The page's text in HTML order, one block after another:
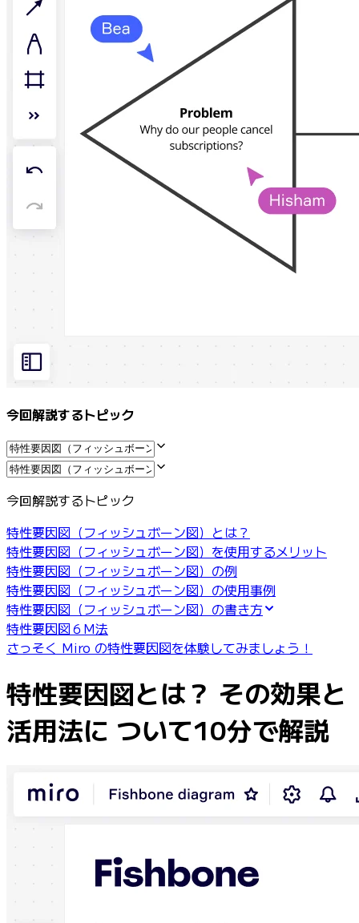
ホワイトボード
ダイアグラム
カンバン
タイムライン
Talktrack
テーブル
文書
スライド
活用事例
注目アイテム
AI プレイブックを見る
Miroverse をチェック
プロセスマップ作成
プロトタイプとワイヤーフレーム
顧客ジャーニーマップ
リサーチ統合
Design Workshops
Planning & Delivery
目標の策定
組織づくり
ソリューション
企業規模別
エンタープライズ
中小企業
業界別
デジタル
専門サービス
製造
製薬とライフサイエンス
デザインと UX
エンジニアリング
今回解説するトピック
今回解説するトピック
特性要因図（フィッシュボーン図）とは？
特性要因図（フィッシュボーン図）を使用するメリット
特性要因図（フィッシュボーン図）の例
特性要因図（フィッシュボーン図）の使用事例
特性要因図（フィッシュボーン図）の書き方
特性要因図６M法
さっそく Miro の特性要因図を体験してみましょう！
特性要因図とは？ その効果と
活用法に ついて10分で解説